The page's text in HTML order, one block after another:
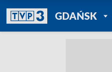
GDAŃSK
POWRÓT
TVP